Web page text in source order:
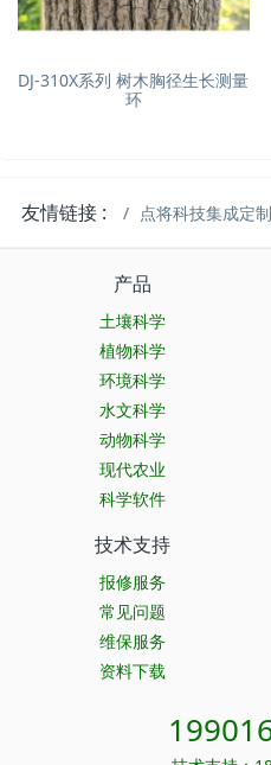
DJ-310X系列 树木胸径生长测量
环
友情链接 : 点将科技集成定制
产品
土壤科学
植物科学
环境科学
水文科学
动物科学
现代农业
科学软件
技术支持
报修服务
常见问题
维保服务
资料下载